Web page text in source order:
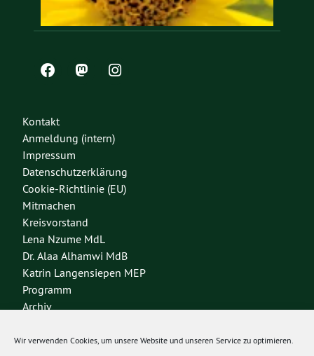
Wir verwenden Cookies, um unsere Website und unseren Service zu optimieren.
Kontakt
Anmeldung (intern)
Impressum
Datenschutzerklärung
Cookie-Richtlinie (EU)
Mitmachen
Kreisvorstand
Lena Nzume MdL
Dr. Alaa Alhamwi MdB
Katrin Langensiepen MEP
Programm
Archiv
Bundesverband